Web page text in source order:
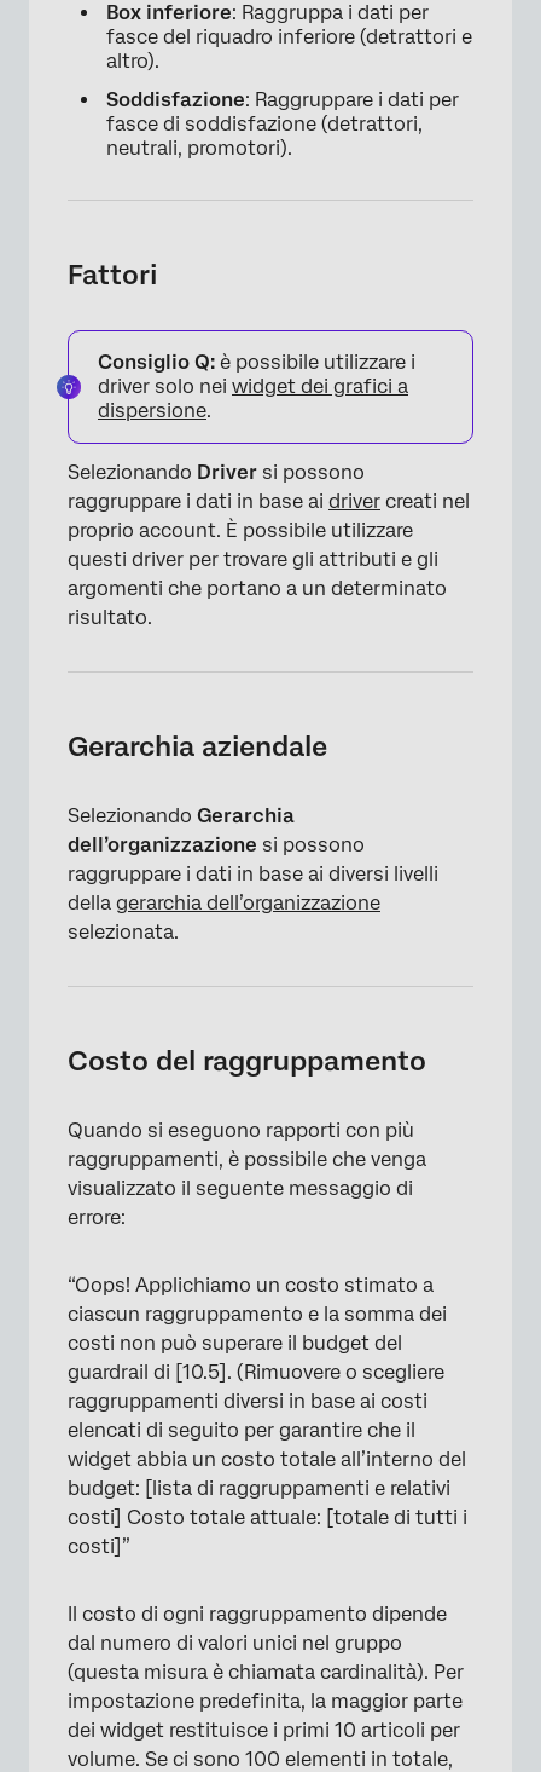
Box inferiore: Raggruppa i dati per
fasce del riquadro inferiore (detrattori e
altro).
Soddisfazione: Raggruppare i dati per
fasce di soddisfazione (detrattori,
neutrali, promotori).
Fattori
Consiglio Q: è possibile utilizzare i
driver solo nei widget dei grafici a
dispersione.
Selezionando Driver si possono
raggruppare i dati in base ai driver creati nel
proprio account. È possibile utilizzare
questi driver per trovare gli attributi e gli
argomenti che portano a un determinato
risultato.
Gerarchia aziendale
Selezionando Gerarchia
dell’organizzazione si possono
raggruppare i dati in base ai diversi livelli
della gerarchia dell’organizzazione
selezionata.
Costo del raggruppamento
Quando si eseguono rapporti con più
raggruppamenti, è possibile che venga
visualizzato il seguente messaggio di
errore:
“Oops! Applichiamo un costo stimato a
ciascun raggruppamento e la somma dei
costi non può superare il budget del
guardrail di [10.5]. (Rimuovere o scegliere
raggruppamenti diversi in base ai costi
elencati di seguito per garantire che il
widget abbia un costo totale all’interno del
budget: [lista di raggruppamenti e relativi
costi] Costo totale attuale: [totale di tutti i
costi]”
Il costo di ogni raggruppamento dipende
dal numero di valori unici nel gruppo
(questa misura è chiamata cardinalità). Per
impostazione predefinita, la maggior parte
dei widget restituisce i primi 10 articoli per
volume. Se ci sono 100 elementi in totale,